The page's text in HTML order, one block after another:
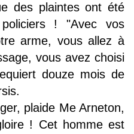
des plaintes ont été
! "Avec vos
arme, vous allez à
vous avez choisi
douze mois de
plaide Me Arneton,
! Cet homme est